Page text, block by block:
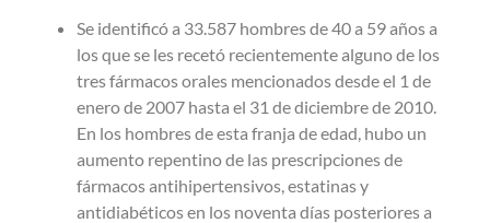
Se identificó a 33.587 hombres de 40 a 59 años a
los que se les recetó recientemente alguno de los
tres fármacos orales mencionados desde el 1 de
enero de 2007 hasta el 31 de diciembre de 2010.
En los hombres de esta franja de edad, hubo un
aumento repentino de las prescripciones de
fármacos antihipertensivos, estatinas y
antidiabéticos en los noventa días posteriores a